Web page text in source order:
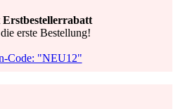
Erstbestellerrabatt
erste Bestellung!
Code: "NEU12"